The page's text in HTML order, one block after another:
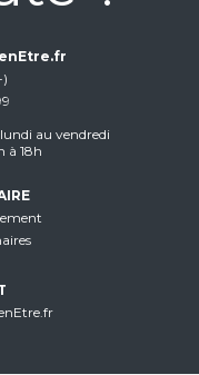
au vendredi
à 18h